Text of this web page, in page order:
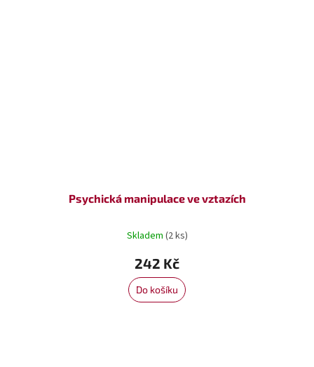
Psychická manipulace ve vztazích
Skladem (2 ks)
242 Kč
Do košíku